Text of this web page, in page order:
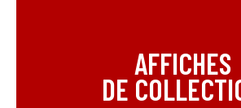
L’Incartade - 51 rue Basse, 59800 Lille.AFFICHES
DE